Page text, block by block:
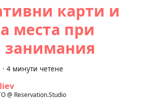
карти и
места при
занимания
· 4 минути четене
@ Reservation.Studio